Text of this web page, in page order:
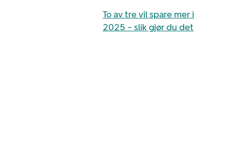
To av tre vil spare mer i
2025 – slik gjør du det